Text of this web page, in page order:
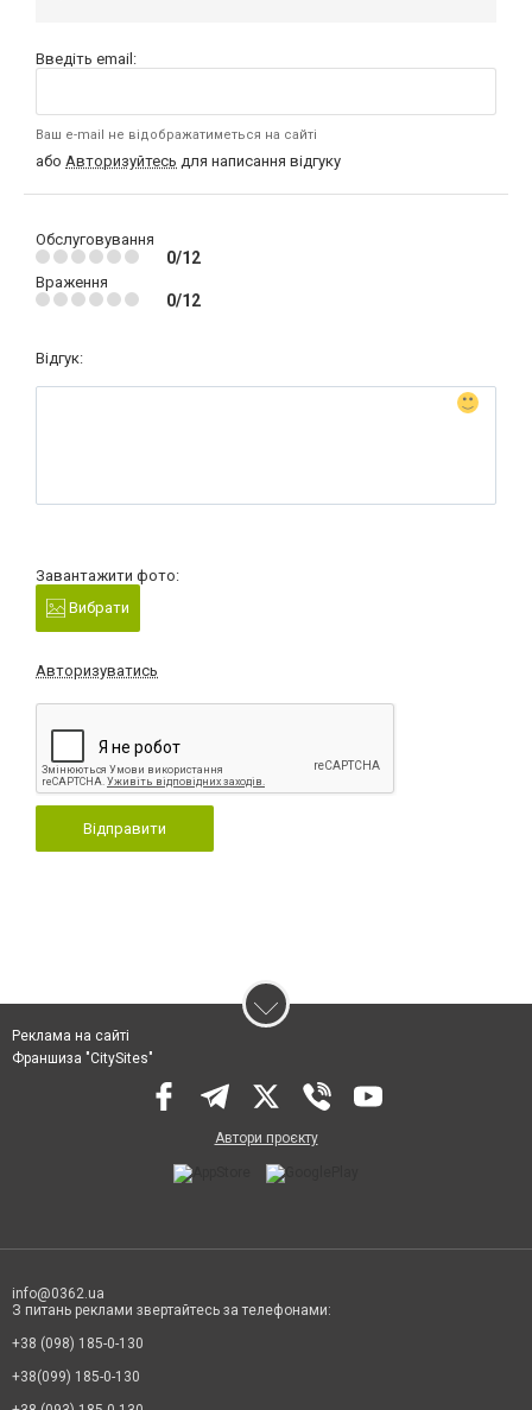
Введіть email:
Ваш e-mail не відображатиметься на сайті
або Авторизуйтесь для написання відгуку
Обслуговування
0/12
Враження
0/12
Відгук:
Завантажити фото:
Вибрати
Авторизуватись
Відправити
Реклама на сайті
Франшиза "CitySites"
Автори проєкту
info@0362.ua
З питань реклами звертайтесь за телефонами:
+38 (098) 185-0-130
+38(099) 185-0-130